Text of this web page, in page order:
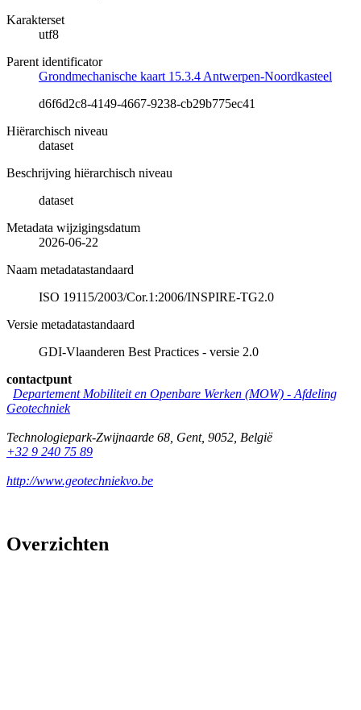
Karakterset
utf8
Parent identificator
Grondmechanische kaart 15.3.4 Antwerpen-Noordkasteel
d6f6d2c8-4149-4667-9238-cb29b775ec41
Hiërarchisch niveau
dataset
Beschrijving hiërarchisch niveau
dataset
Metadata wijzigingsdatum
2026-06-22
Naam metadatastandaard
ISO 19115/2003/Cor.1:2006/INSPIRE-TG2.0
Versie metadatastandaard
GDI-Vlaanderen Best Practices - versie 2.0
contactpunt
Departement Mobiliteit en Openbare Werken (MOW) - Afdeling
Geotechniek
Technologiepark-Zwijnaarde 68 Gent, 9052 België
+32 9 240 75 89
http://www.geotechniekvo.be
Overzichten